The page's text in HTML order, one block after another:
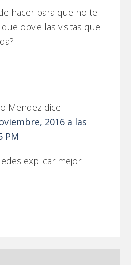
hacer para que no te
obvie las visitas que
Mendez dice
2016 a las
PM
explicar mejor